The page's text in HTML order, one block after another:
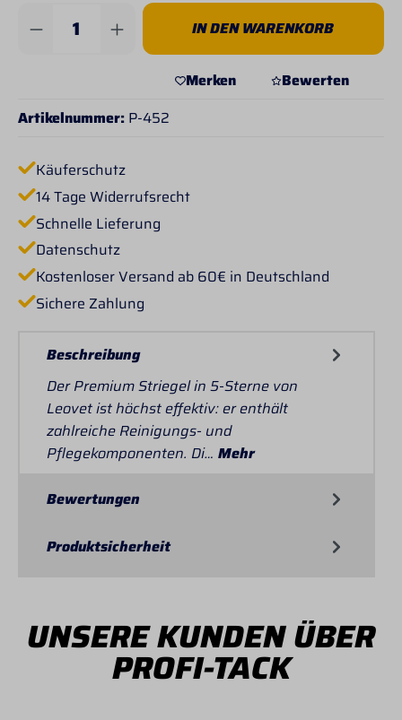
Produkt Anzahl: Gib den gewünschten
IN DEN WARENKORB
Merken
Bewerten
Artikelnummer: P-452
Käuferschutz
14 Tage Widerrufsrecht
Schnelle Lieferung
Datenschutz
Kostenloser Versand ab 60€ in Deutschland
Sichere Zahlung
Beschreibung
Der Premium Striegel in 5-Sterne von
Leovet ist höchst effektiv: er enthält
zahlreiche Reinigungs- und
Pflegekomponenten. Di… Mehr
Bewertungen
Produktsicherheit
UNSERE KUNDEN ÜBER
PROFI-TACK